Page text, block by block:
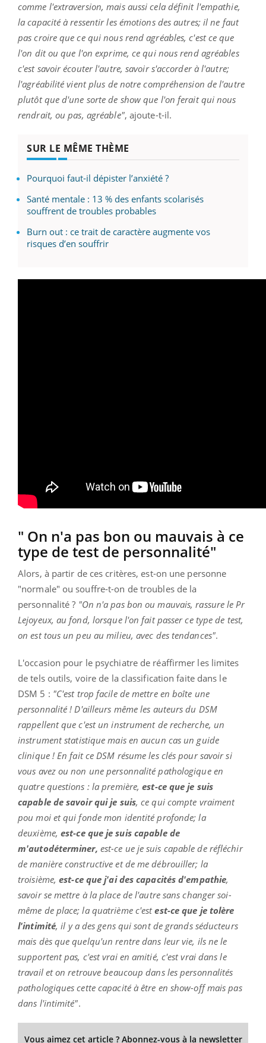
comme l'extraversion, mais aussi cela définit l'empathie,
la capacité à ressentir les émotions des autres; il ne faut
pas croire que ce qui nous rend agréables, c'est ce que
l'on dit ou que l'on exprime, ce qui nous rend agréables
c'est savoir écouter l'autre, savoir s'accorder à l'autre;
l'agréabilité vient plus de notre compréhension de l'autre
plutôt que d'une sorte de show que l'on ferait qui nous
rendrait, ou pas, agréable", ajoute-t-il.
SUR LE MÊME THÈME
Pourquoi faut-il dépister l’anxiété ?
Santé mentale : 13 % des enfants scolarisés
souffrent de troubles probables
Burn out : ce trait de caractère augmente vos
risques d’en souffrir
" On n'a pas bon ou mauvais à ce
type de test de personnalité"
Alors, à partir de ces critères, est-on une personne
"normale" ou souffre-t-on de troubles de la
personnalité ? "On n'a pas bon ou mauvais, rassure le Pr
Lejoyeux, au fond, lorsque l'on fait passer ce type de test,
on est tous un peu au milieu, avec des tendances".
L'occasion pour le psychiatre de réaffirmer les limites
de tels outils, voire de la classification faite dans le
DSM 5 : "C'est trop facile de mettre en boîte une
personnalité ! D'ailleurs même les auteurs du DSM
rappellent que c'est un instrument de recherche, un
instrument statistique mais en aucun cas un guide
clinique ! En fait ce DSM résume les clés pour savoir si
vous avez ou non une personnalité pathologique en
quatre questions : la première,est-ce que je suis
capable de savoir qui je suis, ce qui compte vraiment
pou moi et qui fonde mon identité profonde; la
deuxième, est-ce que je suis capable de
m'autodéterminer, est-ce ue je suis capable de réfléchir
de manière constructive et de me débrouiller; la
troisième,est-ce que j'ai des capacités d'empathie,
savoir se mettre à la place de l'autre sans changer soi-
même de place; la quatrième c'estest-ce que je tolère
l'intimité, il y a des gens qui sont de grands séducteurs
mais dès que quelqu'un rentre dans leur vie, ils ne le
supportent pas, c'est vrai en amitié, c'est vrai dans le
travail et on retrouve beaucoup dans les personnalités
pathologiques cette capacité à être en show-off mais pas
dans l'intimité".
Vous aimez cet article ? Abonnez-vous à la newsletter